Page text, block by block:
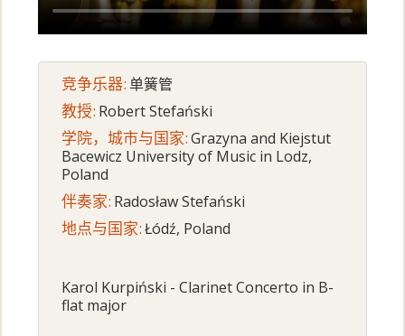
竞争乐器:单簧管
教授: Robert Stefański
学院，城市与国家:Grazyna and Kiejstut
Bacewicz University of Music in Lodz,
Poland
伴奏家: Radosław Stefański
地点与国家:Łódź, Poland
Karol Kurpiński - Clarinet Concerto in B-
flat major